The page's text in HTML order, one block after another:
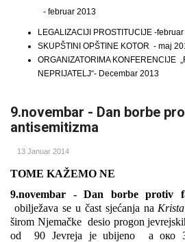
- februar 2013
LEGALIZACIJI PROSTITUCIJE -
SKUPŠTINI OPŠTINE KOTOR - maj
ORGANIZATORIMA KONFERENCIJE
NEPRIJATELJ“- Decembar 2013
9.novembar - Dan borbe
antisemitizma
13 Januar 2014
TOME KAŽEMO NE
9.novembar - Dan borbe protiv
obilježava se u čast sjećanja na
širom Njemačke desio progon
od
90 Јеvrеја је ubijeno а око